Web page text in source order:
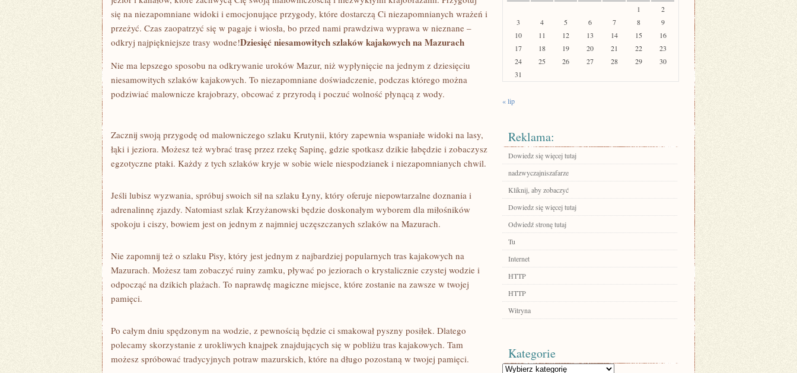
się​ na niezapomniane widoki i ​emocjonujące przygody, które dostarczą Ci niezapomnianych ‌wrażeń i
przeżyć. Czas zaopatrzyć się w ⁢pagaje‌ i⁢ wiosła, bo przed nami prawdziwa wyprawa w ⁤nieznane –
odkryj najpiękniejsze trasy wodne!Dziesięć niesamowitych⁤ szlaków kajakowych na⁤ Mazurach
Nie ma lepszego⁢ sposobu na‍ odkrywanie uroków Mazur, ⁣niż wypłynięcie na‌ jednym⁢ z dziesięciu
niesamowitych szlaków kajakowych. To niezapomniane doświadczenie, podczas którego ‍można
podziwiać ‍malownicze krajobrazy, obcować z​ przyrodą i ⁣poczuć ⁢wolność ⁣płynącą z wody.
Zacznij swoją‌ przygodę od malowniczego szlaku Krutynii, który ⁢zapewnia wspaniałe widoki na lasy,
łąki i jeziora. Możesz też wybrać trasę przez ​rzekę Sapinę, gdzie spotkasz dzikie łabędzie i zobaczysz
egzotyczne ptaki. Każdy z tych szlaków kryje w sobie wiele⁤ niespodzianek i niezapomnianych chwil.
Jeśli lubisz wyzwania, spróbuj swoich sił na szlaku Łyny, który​ oferuje niepowtarzalne ​doznania ​i
adrenalinnę ⁣zjazdy. Natomiast szlak Krzyżanowski‌ będzie doskonałym wyborem ⁢dla miłośników
spokoju i ciszy, ⁤bowiem jest on jednym z najmniej uczęszczanych szlaków na Mazurach.
Nie zapomnij też o szlaku​ Pisy, który jest jednym z najbardziej popularnych tras kajakowych ⁢na
Mazurach. Możesz tam​ zobaczyć ruiny zamku, ⁤pływać po ⁣jeziorach o ⁤krystalicznie⁤ czystej‌ wodzie i
odpocząć na dzikich ‍plażach. To‌ naprawdę​ magiczne miejsce, które zostanie⁣ na zawsze w ​twojej
pamięci.
Po ⁤całym dniu spędzonym na​ wodzie, z pewnością będzie ​ci smakował pyszny⁢ posiłek. Dlatego
‍polecamy skorzystanie z urokliwych knajpek znajdujących się w ​pobliżu tras kajakowych. Tam
możesz spróbować tradycyjnych potraw mazurskich, które ⁣na długo pozostaną⁣ w ‌twojej pamięci.
1
2
3
4 5 6 7 8
9
10
11 12 13 14 15
16
17
18 19 20 21 22
23
24
25 26 27 28 29
30
31
« lip
Reklama:
Dowiedz się więcej tutaj
nadzwyczajniszafarze
Kliknij, aby zobaczyć
Dowiedz się więcej tutaj
Odwiedź stronę tutaj
Tu
Internet
HTTP
HTTP
Witryna
Kategorie
Kategorie